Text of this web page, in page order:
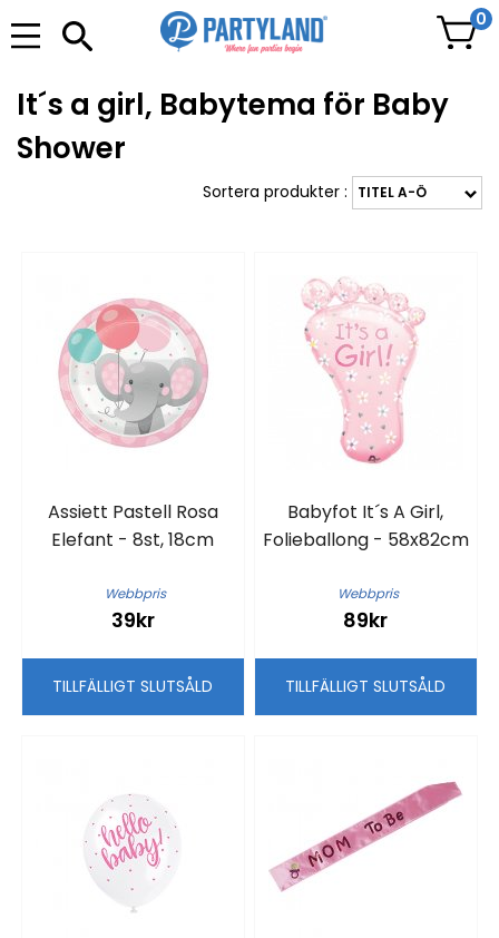
0
It´s a girl, Babytema för Baby
Shower
Sortera produkter :
Assiett Pastell Rosa
Elefant - 8st, 18cm
Webbpris
39kr
TILLFÄLLIGT SLUTSÅLD
Babyfot It´s A Girl,
Folieballong - 58x82cm
Webbpris
89kr
TILLFÄLLIGT SLUTSÅLD